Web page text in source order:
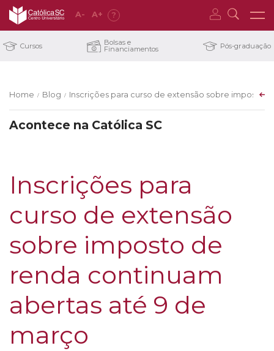
A- A+ ?
Cursos Bolsas e
Financiamentos Pós-graduação
Home / Blog / Inscrições para curso de extensão sobre imposto
Acontece na Católica SC
Inscrições para
curso de extensão
sobre imposto de
renda continuam
abertas até 9 de
março